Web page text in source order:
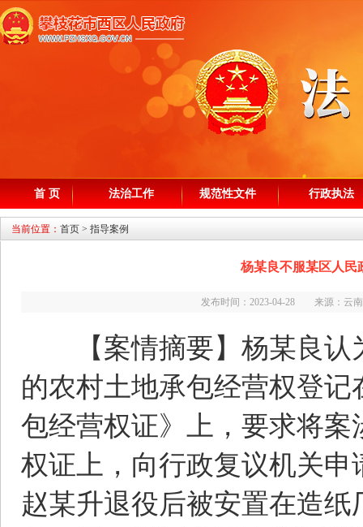
首 页 法治工作 规范性文件 行政执法
当前位置： 首页 > 指导案例
杨某良不服某区人民
发布时间：2023-04-28 来源：云
【案情摘要】杨某良认
的农村土地承包经营权登
包经营权证》上，要求将
权证上，向行政复议机关
赵某升退役后被安置在造纸